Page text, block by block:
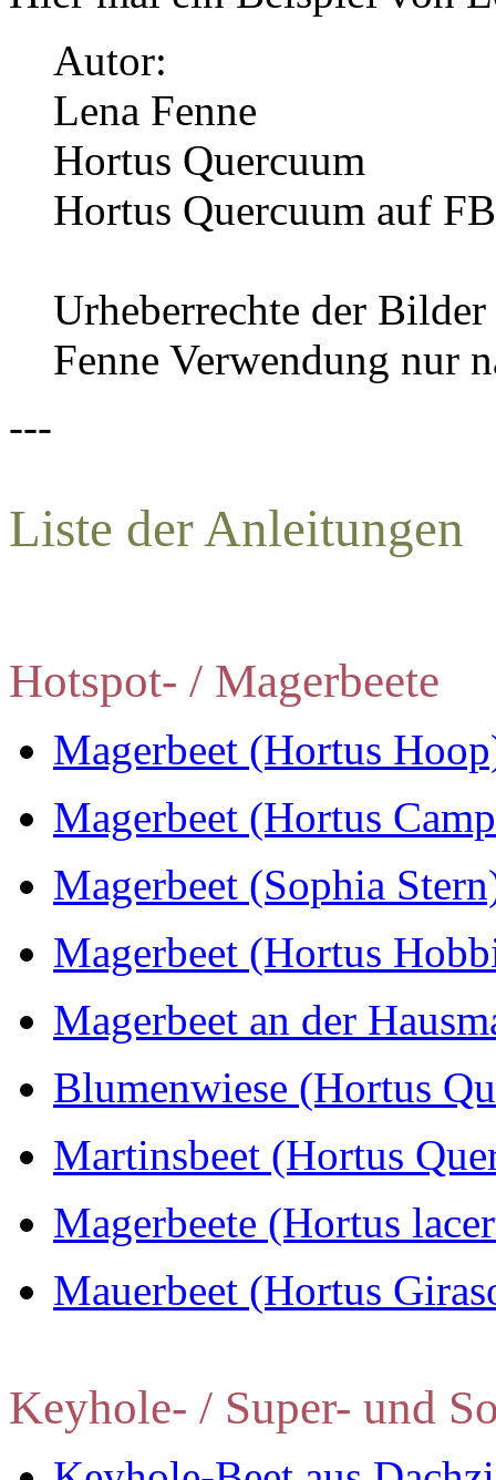
Autor:
Lena Fenne
Hortus Quercuum
Hortus Quercuum auf FB
Urheberrechte der
Fenne Verwendung nur
---
Liste der Anleitungen
Hotspot- / Magerbeete
Magerbeet (Hortus
Magerbeet (Hortus
Magerbeet (Sophia
Magerbeet (Hortus
Magerbeet an der
Blumenwiese (Hortus
Martinsbeet (Hortus
Magerbeete (Hortus
Mauerbeet (Hortus
Keyhole- / Super- und